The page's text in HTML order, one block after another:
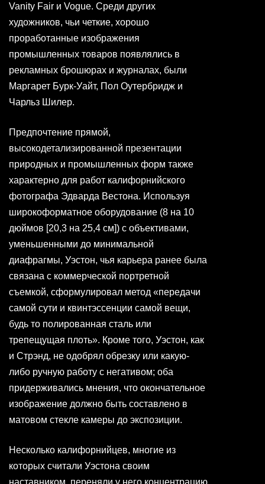
Vanity Fair и Vogue. Среди других
художников, чьи четкие, хорошо
проработанные изображения
промышленных товаров появлялись в
рекламных брошюрах и журналах, были
Маргарет Бурк-Уайт, Пол Оутербридж и
Чарльз Шилер.
Предпочтение прямой,
высокодетализированной презентации
природных и промышленных форм также
характерно для работ калифорнийского
фотографа Эдварда Вестона. Используя
широкоформатное оборудование (8 на 10
дюймов [20,3 на 25,4 см]) с объективами,
уменьшенными до минимальной
диафрагмы, Уэстон, чья карьера ранее была
связана с коммерческой портретной
съемкой, сформулировал метод «передачи
самой сути и квинтэссенции самой вещи,
будь то полированная сталь или
трепещущая плоть». Кроме того, Уэстон, как
и Стрэнд, не одобрял обрезку или какую-
либо ручную работу с негативом; оба
придерживались мнения, что окончательное
изображение должно быть составлено в
матовом стекле камеры до экспозиции.
Несколько калифорнийцев, многие из
которых считали Уэстона своим
наставником, переняли у него концентрацию